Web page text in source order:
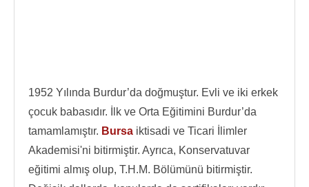
1952 Yılında Burdur’da doğmuştur. Evli ve iki erkek
çocuk babasıdır. İlk ve Orta Eğitimini Burdur’da
tamamlamıştır. Bursa iktisadi ve Ticari İlimler
Akademisi'ni bitirmiştir. Ayrıca, Konservatuvar
eğitimi almış olup, T.H.M. Bölümünü bitirmiştir.